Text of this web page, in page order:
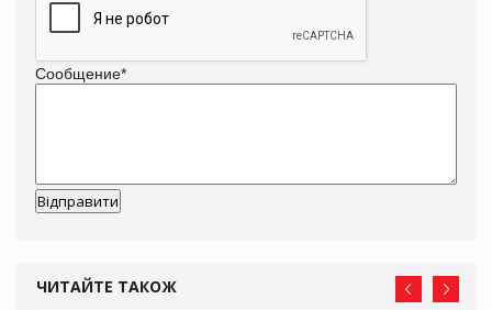
Сообщение*
ЧИТАЙТЕ ТАКОЖ